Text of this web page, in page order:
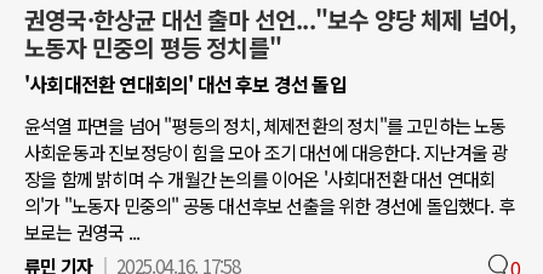
권영국·한상균 대선 출마 선언..."보수 양당 체제 넘어,
노동자 민중의 평등 정치를"
'사회대전환 연대회의' 대선 후보 경선 돌입
윤석열 파면을 넘어 "평등의 정치, 체제전환의 정치"를 고민하는 노동
사회운동과 진보정당이 힘을 모아 조기 대선에 대응한다. 지난겨울 광
장을 함께 밝히며 수 개월간 논의를 이어온 '사회대전환 대선 연대회
의'가 "노동자 민중의" 공동 대선후보 선출을 위한 경선에 돌입했다. 후
보로는 권영국 ...
류민 기자
2025.04.16. 17:58 0